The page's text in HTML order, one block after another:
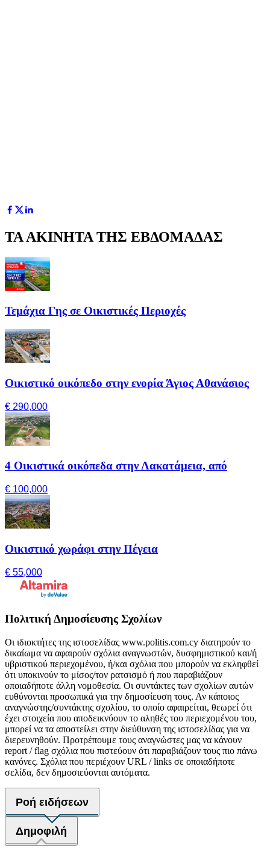
ΤΑ ΑΚΙΝΗΤΑ ΤΗΣ ΕΒΔΟΜΑΔΑΣ
Τεμάχια Γης σε Οικιστικές Περιοχές
Οικιστικό οικόπεδο στην ενορία Άγιος Αθανάσιος
€ 290,000
4 Οικιστικά οικόπεδα στην Λακατάμεια, από
€ 100,000
Οικιστικό χωράφι στην Πέγεια
€ 55,000
Πολιτική Δημοσίευσης Σχολίων
Οι ιδιοκτήτες της ιστοσελίδας www.politis.com.cy διατηρούν το
δικαίωμα να αφαιρούν σχόλια αναγνωστών, δυσφημιστικού και/ή
υβριστικού περιεχομένου, ή/και σχόλια που μπορούν να εκληφθεί
ότι υποκινούν το μίσος/τον ρατσισμό ή που παραβιάζουν
οποιαδήποτε άλλη νομοθεσία. Οι συντάκτες των σχολίων αυτών
ευθύνονται προσωπικά για την δημοσίευση τους. Αν κάποιος
αναγνώστης/συντάκτης σχολίου, το οποίο αφαιρείται, θεωρεί ότι
έχει στοιχεία που αποδεικνύουν το αληθές του περιεχομένου του,
μπορεί να τα αποστείλει στην διεύθυνση της ιστοσελίδας για να
διερευνηθούν. Προτρέπουμε τους αναγνώστες μας να κάνουν
report / flag σχόλια που πιστεύουν ότι παραβιάζουν τους πιο πάνω
κανόνες. Σχόλια που περιέχουν URL / links σε οποιαδήποτε
σελίδα, δεν δημοσιεύονται αυτόματα.
Ροή ειδήσεων
Δημοφιλή